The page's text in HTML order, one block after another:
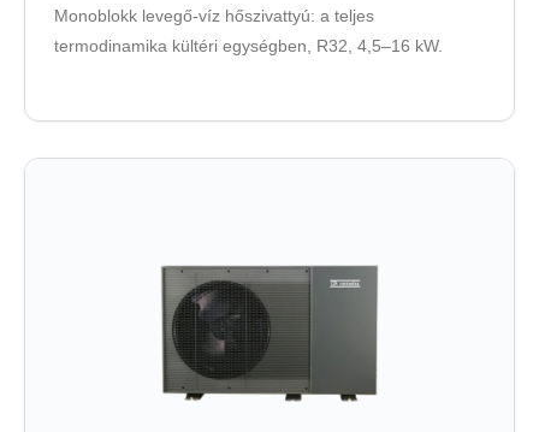
Monoblokk levegő-víz hőszivattyú: a teljes
termodinamika kültéri egységben, R32, 4,5–16 kW.